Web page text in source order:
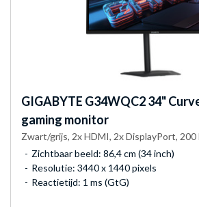
GIGABYTE G34WQC2 34"
gaming monitor
Zwart/grijs, 2x HDMI, 2x DisplayPort, 200
Zichtbaar beeld: 86,4 cm (34 inch)
Resolutie: 3440 x 1440 pixels
Reactietijd: 1 ms (GtG)